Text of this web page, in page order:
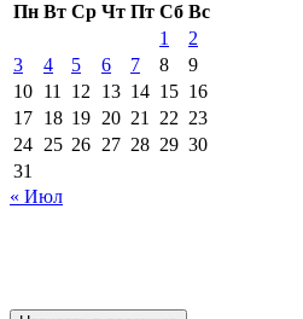
Пн Вт Ср Чт Пт Сб Вс
1
2
3
4 5 6 7 8
9
10 11 12 13 14 15 16
17 18 19 20 21 22 23
24 25 26 27 28 29 30
31
« Июл